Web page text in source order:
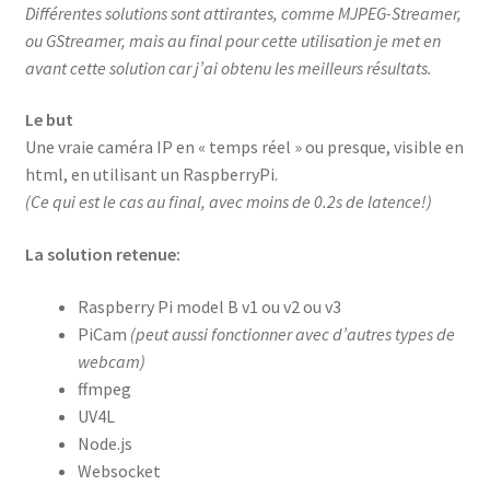
Différentes solutions sont attirantes, comme MJPEG-Streamer,
ou GStreamer, mais au final pour cette utilisation je met en
avant cette solution car j’ai obtenu les meilleurs résultats.
Le but
Une vraie caméra IP en « temps réel » ou presque, visible en
html, en utilisant un RaspberryPi.
(Ce qui est le cas au final, avec moins de 0.2s de latence!)
La solution retenue:
Raspberry Pi model B v1 ou v2 ou v3
PiCam (peut aussi fonctionner avec d’autres types de
webcam)
ffmpeg
UV4L
Node.js
Websocket